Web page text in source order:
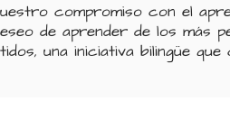
compromiso con el
de aprender de los más
una iniciativa bilingüe